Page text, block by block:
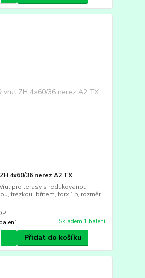
4x60/36 nerez A2 TX
pro terasy s redukovanou
frézkou, břitem, torx 15, rozměr
Skladem 1 balení
Přidat do košíku